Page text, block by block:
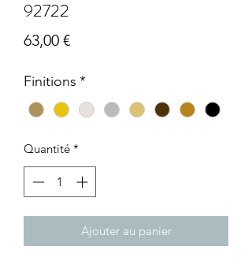
92722
63,00 €Prix
Finitions *
Quantité *
Ajouter au panier